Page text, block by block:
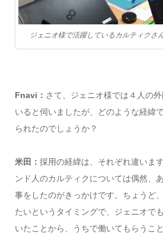
ジェニオ様で活躍しているカルティクさ
Fnavi： さて、ジェニオ様では４人の
いると伺いましたが、どのような経緯
られたのでしょうか？
米田： 採用の経緯は、それぞれ違いま
ンド人のカルティクについては偶然、
事をしたのがきっかけです。ちょうど
たいというタイミングで、ジェニオで
いたことから、うちで働いてもらうこ